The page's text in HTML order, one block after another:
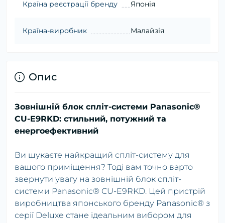
Країна реєстрації бренду Японія
Країна-виробник Малайзія
Опис
Зовнішній блок спліт-системи Panasonic®
CU-E9RKD: стильний, потужний та
енергоефективний
Ви шукаєте найкращий спліт-систему для
вашого приміщення? Тоді вам точно варто
звернути увагу на зовнішній блок спліт-
системи Panasonic® CU-E9RKD. Цей пристрій
виробництва японського бренду Panasonic® з
серії Deluxe стане ідеальним вибором для